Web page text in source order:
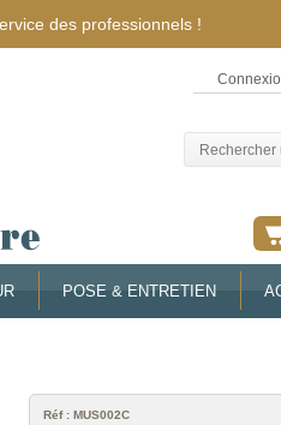
des professionnels !
POSE & ENTRETIEN
Réf : MUS002C